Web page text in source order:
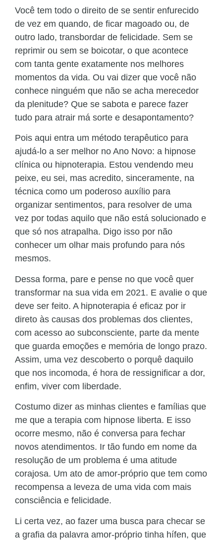
Você tem todo o direito de se sentir enfurecido
de vez em quando, de ficar magoado ou, de
outro lado, transbordar de felicidade. Sem se
reprimir ou sem se boicotar, o que acontece
com tanta gente exatamente nos melhores
momentos da vida. Ou vai dizer que você não
conhece ninguém que não se acha merecedor
da plenitude? Que se sabota e parece fazer
tudo para atrair má sorte e desapontamento?
Pois aqui entra um método terapêutico para
ajudá-lo a ser melhor no Ano Novo: a hipnose
clínica ou hipnoterapia. Estou vendendo meu
peixe, eu sei, mas acredito, sinceramente, na
técnica como um poderoso auxílio para
organizar sentimentos, para resolver de uma
vez por todas aquilo que não está solucionado e
que só nos atrapalha. Digo isso por não
conhecer um olhar mais profundo para nós
mesmos.
Dessa forma, pare e pense no que você quer
transformar na sua vida em 2021. E avalie o que
deve ser feito. A hipnoterapia é eficaz por ir
direto às causas dos problemas dos clientes,
com acesso ao subconsciente, parte da mente
que guarda emoções e memória de longo prazo.
Assim, uma vez descoberto o porquê daquilo
que nos incomoda, é hora de ressignificar a dor,
enfim, viver com liberdade.
Costumo dizer as minhas clientes e famílias que
me que a terapia com hipnose liberta. E isso
ocorre mesmo, não é conversa para fechar
novos atendimentos. Ir tão fundo em nome da
resolução de um problema é uma atitude
corajosa. Um ato de amor-próprio que tem como
recompensa a leveza de uma vida com mais
consciência e felicidade.
Li certa vez, ao fazer uma busca para checar se
a grafia da palavra amor-próprio tinha hífen, que